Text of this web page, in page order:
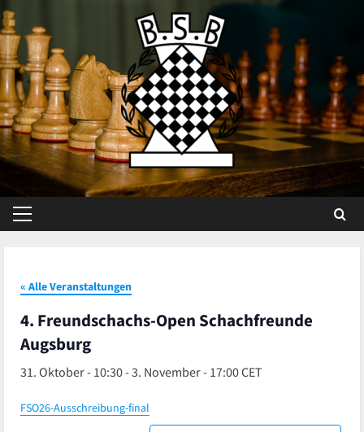
Skip
to
content
Primary
« Alle Veranstaltungen
4. Freundschachs-Open Schachfreunde
Augsburg
31. Oktober - 10:30-3. November - 17:00CET
FSO26-Ausschreibung-final